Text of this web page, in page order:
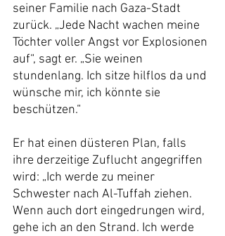
seiner Familie nach Gaza-Stadt
zurück. „Jede Nacht wachen meine
Töchter voller Angst vor Explosionen
auf“, sagt er. „Sie weinen
stundenlang. Ich sitze hilflos da und
wünsche mir, ich könnte sie
beschützen.“
Er hat einen düsteren Plan, falls
ihre derzeitige Zuflucht angegriffen
wird: „Ich werde zu meiner
Schwester nach Al-Tuffah ziehen.
Wenn auch dort eingedrungen wird,
gehe ich an den Strand. Ich werde